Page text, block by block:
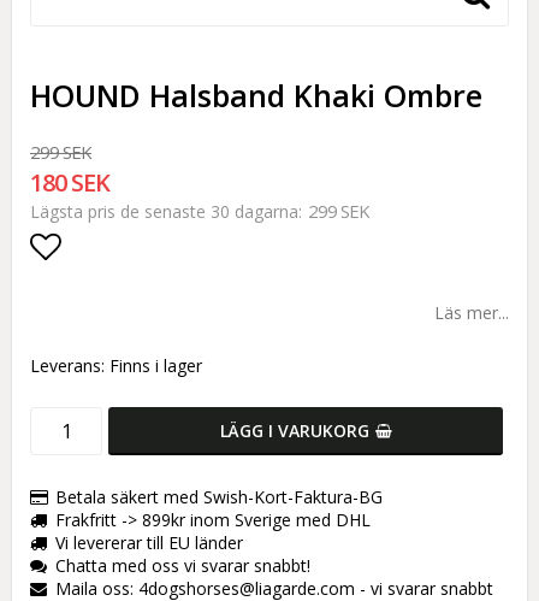
HOUND Halsband Khaki Ombre
299 SEK
180 SEK
Lägsta pris de senaste 30 dagarna 299 SEK
Läs mer...
Leverans: Finns i lager
LÄGG I VARUKORG
Betala säkert med Swish-Kort-Faktura-BG
Frakfritt -> 899kr inom Sverige med DHL
Vi levererar till EU länder
Chatta med oss vi svarar snabbt!
Maila oss: 4dogshorses@liagarde.com - vi svarar snabbt